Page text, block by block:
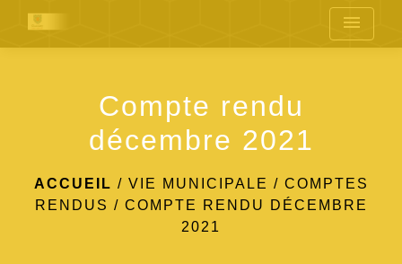
menu
Compte rendu
décembre 2021
ACCUEIL / VIE MUNICIPALE / COMPTES
RENDUS / COMPTE RENDU DÉCEMBRE
2021